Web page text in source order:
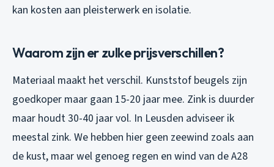
kan kosten aan pleisterwerk en isolatie.
Waarom zijn er zulke prijsverschillen?
Materiaal maakt het verschil. Kunststof beugels zijn
goedkoper maar gaan 15-20 jaar mee. Zink is duurder
maar houdt 30-40 jaar vol. In Leusden adviseer ik
meestal zink. We hebben hier geen zeewind zoals aan
de kust, maar wel genoeg regen en wind van de A28